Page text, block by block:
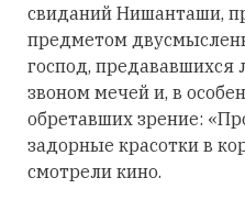
свиданий Нишанташи,
предметом
господ,
звоном мечей и, в
обретавших зрение:
задорные красотки в
смотрели кино.